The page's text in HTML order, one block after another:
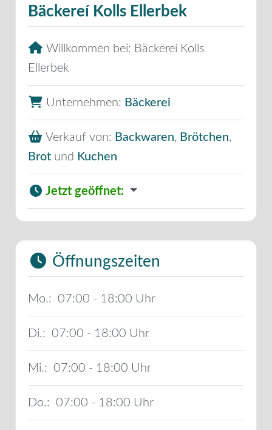
Bäckereí Kolls Ellerbek
Willkommen bei: Bäckereí Kolls
Ellerbek
Unternehmen: Bäckerei
Verkauf von: Backwaren, Brötchen,
Brot und Kuchen
Jetzt geöffnet:
Öffnungszeiten
Mo.: 07:00 - 18:00
Di.: 07:00 - 18:00
Mi.: 07:00 - 18:00
Do.: 07:00 - 18:00